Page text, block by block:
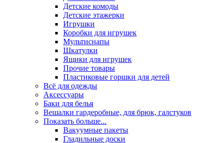
Детские комоды
Детские этажерки
Игрушки
Коробки для игрушек
Мультиснапы
Шкатулки
Ящики для игрушек
Прочие товары
Пластиковые горшки для детей
Всё для одежды
Аксессуары
Баки для белья
Вешалки гардеробные, для брюк, галстуков
Показать больше...
Вакуумные пакеты
Гладильные доски